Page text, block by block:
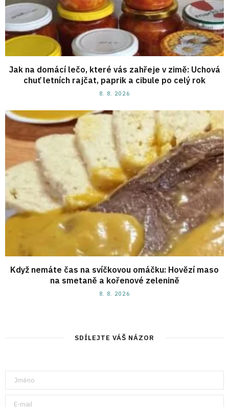
Jak na domácí lečo, které vás zahřeje v zimě: Uchová
chuť letních rajčat, paprik a cibule po celý rok
8. 8. 2026
Když nemáte čas na svíčkovou omáčku: Hovězí maso
na smetaně a kořenové zelenině
8. 8. 2026
SDÍLEJTE VÁŠ NÁZOR